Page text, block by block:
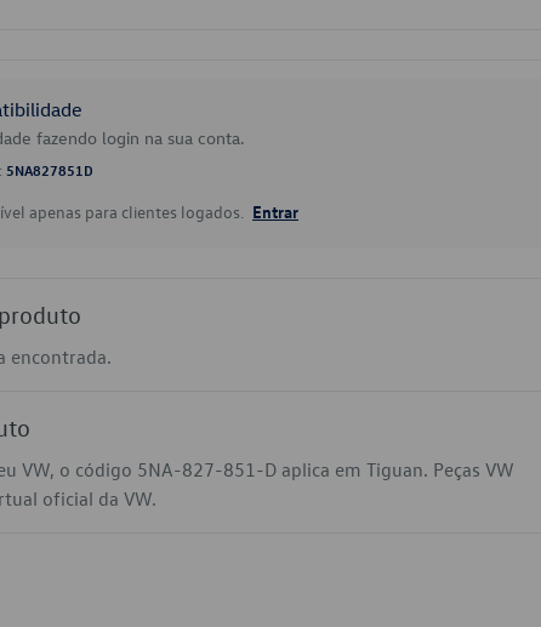
fazendo login na sua conta.
5NA827851D
apenas para clientes logados. Entrar
encontrada.
VW, o código 5NA-827-851-D aplica em Tiguan. Peças VW
oficial da VW.